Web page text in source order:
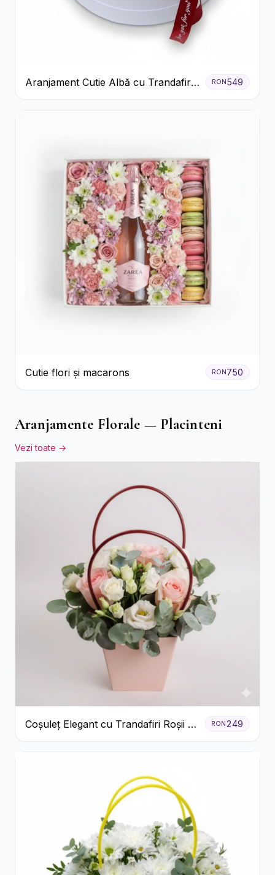
Aranjament Cutie Albă cu Trandafiri
Roșii și Raffaello
RON 549
Cutie flori și macarons RON 750
Aranjamente Florale — Placinteni
Vezi toate →
Coșuleț Elegant cu Trandafiri Roșii și
Lisianthus Alb
RON 249